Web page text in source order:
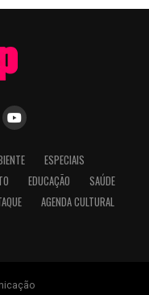
ESPECIAIS
EDUCAÇÃO
SAÚDE
AGENDA CULTURAL